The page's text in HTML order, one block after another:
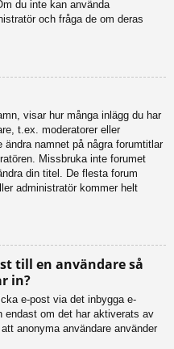
du inte kan använda
och fråga de om deras
visar hur många inlägg du har
t.ex. moderatorer eller
namnet på några forumtitlar
Missbruka inte forumet
din titel. De flesta forum
administratör kommer helt
till en användare så
in?
e-post via det inbygga e-
endast om det har aktiverats av
anonyma användare använder